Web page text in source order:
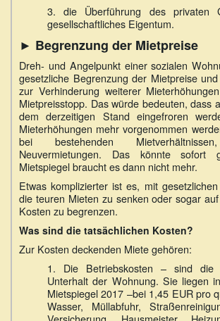
3. die Überführung des privaten
gesellschaftliches Eigentum.
► Begrenzung der Mietpreise
Dreh- und Angelpunkt einer sozialen
gesetzliche Begrenzung der Mietpreise
zur Verhinderung weiterer
Mietpreisstopp. Das würde bedeuten, dass
dem derzeitigen Stand eingefroren
Mieterhöhungen mehr vorgenommen
bei bestehenden
Neuvermietungen. Das könnte sofort
Mietspiegel braucht es dann nicht mehr.
Etwas komplizierter ist es, mit
die teuren Mieten zu senken oder sogar
Kosten zu begrenzen.
Was sind die tatsächlichen Kosten?
Zur Kosten deckenden Miete gehören:
1. Die Betriebskosten – sind
Unterhalt der Wohnung. Sie liegen
Mietspiegel 2017 –bei 1,45 EUR pro
Wasser, Müllabfuhr,